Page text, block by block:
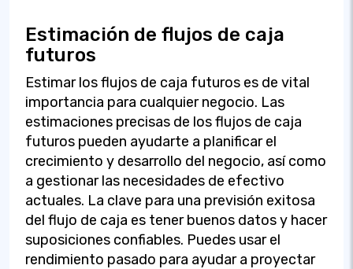
Estimación de flujos de caja
futuros
Estimar los flujos de caja futuros es de vital
importancia para cualquier negocio. Las
estimaciones precisas de los flujos de caja
futuros pueden ayudarte a planificar el
crecimiento y desarrollo del negocio, así como
a gestionar las necesidades de efectivo
actuales. La clave para una previsión exitosa
del flujo de caja es tener buenos datos y hacer
suposiciones confiables. Puedes usar el
rendimiento pasado para ayudar a proyectar